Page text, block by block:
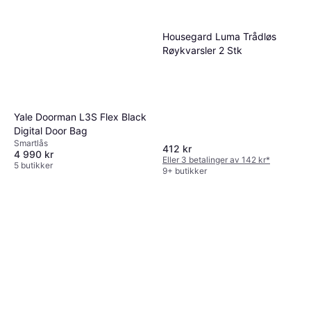
Yale Doorman L3S Flex Black
Digital Door Bag
Smartlås
4 990 kr
5 butikker
Housegard Luma Trådløs
Røykvarsler 2 Stk
412 kr
Eller 3 betalinger av 142 kr*
9+ butikker